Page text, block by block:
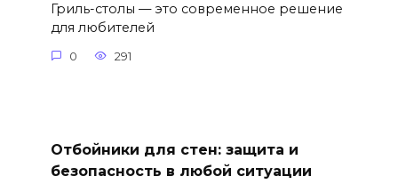
Гриль-столы — это современное решение
для любителей
0 291
Отбойники для стен: защита и
безопасность в любой ситуации